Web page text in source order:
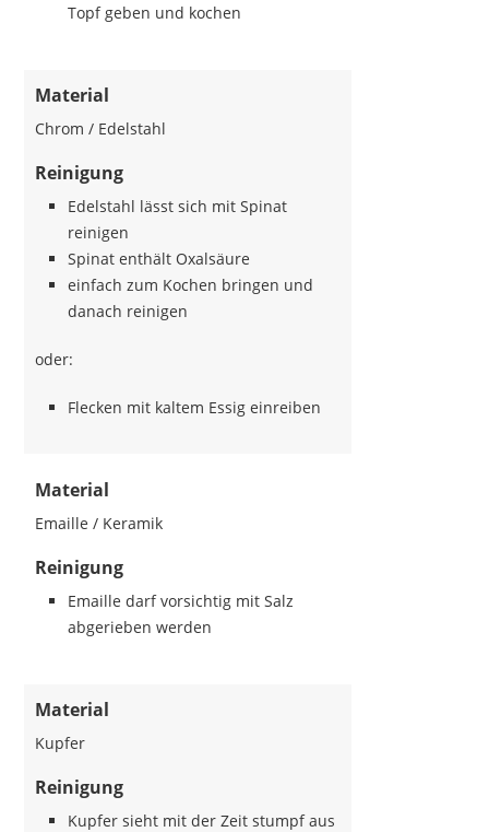
Topf geben und kochen
Material
Chrom / Edelstahl
Reinigung
Edelstahl lässt sich mit Spinat
reinigen
Spinat enthält Oxalsäure
einfach zum Kochen bringen und
danach reinigen
oder:
Flecken mit kaltem Essig einreiben
Material
Emaille / Keramik
Reinigung
Emaille darf vorsichtig mit Salz
abgerieben werden
Material
Kupfer
Reinigung
Kupfer sieht mit der Zeit stumpf aus